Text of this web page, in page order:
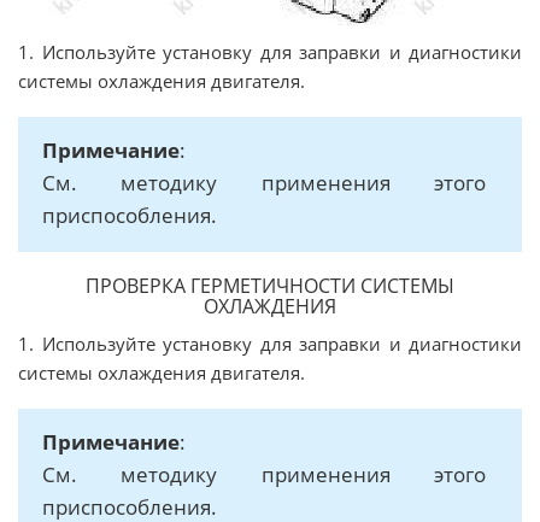
1. Используйте установку для заправки и диагностики
системы охлаждения двигателя.
Примечание:
См. методику применения этого
приспособления.
ПРОВЕРКА ГЕРМЕТИЧНОСТИ СИСТЕМЫ
ОХЛАЖДЕНИЯ
1. Используйте установку для заправки и диагностики
системы охлаждения двигателя.
Примечание:
См. методику применения этого
приспособления.